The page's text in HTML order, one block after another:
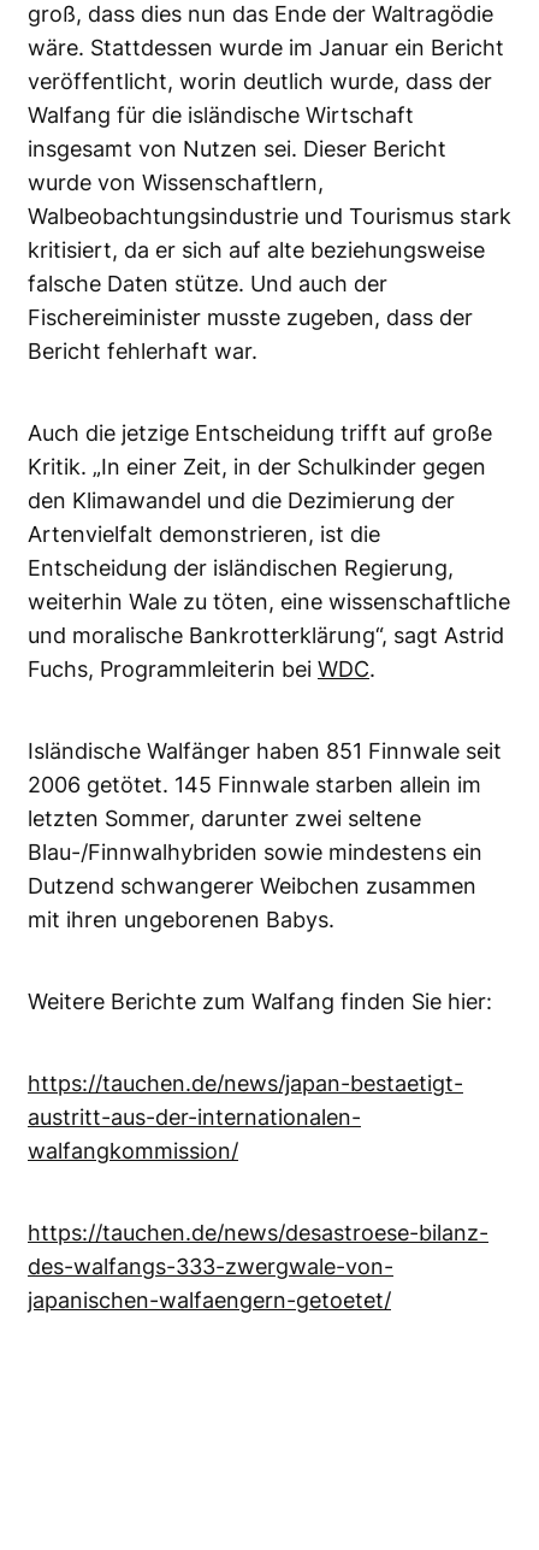
groß, dass dies nun das Ende der Waltragödie
wäre. Stattdessen wurde im Januar ein Bericht
veröffentlicht, worin deutlich wurde, dass der
Walfang für die isländische Wirtschaft
insgesamt von Nutzen sei. Dieser Bericht
wurde von Wissenschaftlern,
Walbeobachtungsindustrie und Tourismus stark
kritisiert, da er sich auf alte beziehungsweise
falsche Daten stütze. Und auch der
Fischereiminister musste zugeben, dass der
Bericht fehlerhaft war.
Auch die jetzige Entscheidung trifft auf große
Kritik. „In einer Zeit, in der Schulkinder gegen
den Klimawandel und die Dezimierung der
Artenvielfalt demonstrieren, ist die
Entscheidung der isländischen Regierung,
weiterhin Wale zu töten, eine wissenschaftliche
und moralische Bankrotterklärung“, sagt Astrid
Fuchs, Programmleiterin bei WDC.
Isländische Walfänger haben 851 Finnwale seit
2006 getötet. 145 Finnwale starben allein im
letzten Sommer, darunter zwei seltene
Blau-/Finnwalhybriden sowie mindestens ein
Dutzend schwangerer Weibchen zusammen
mit ihren ungeborenen Babys.
Weitere Berichte zum Walfang finden Sie hier:
https://tauchen.de/news/japan-bestaetigt-
austritt-aus-der-internationalen-
walfangkommission/
https://tauchen.de/news/desastroese-bilanz-
des-walfangs-333-zwergwale-von-
japanischen-walfaengern-getoetet/